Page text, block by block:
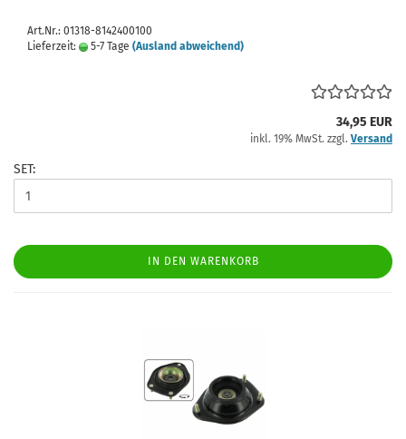
Art.Nr.: 01318-8142400100
Lieferzeit:
5-7 Tage (Ausland abweichend)
34,95 EUR
inkl. 19% MwSt. zzgl. Versand
SET:
IN DEN WARENKORB